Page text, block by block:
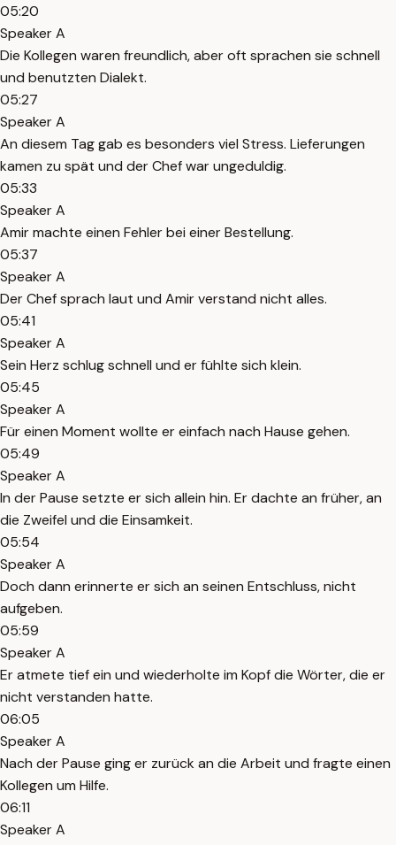
05:20
Speaker A
Die Kollegen waren freundlich, aber oft sprachen sie schnell
und benutzten Dialekt.
05:27
Speaker A
An diesem Tag gab es besonders viel Stress. Lieferungen
kamen zu spät und der Chef war ungeduldig.
05:33
Speaker A
Amir machte einen Fehler bei einer Bestellung.
05:37
Speaker A
Der Chef sprach laut und Amir verstand nicht alles.
05:41
Speaker A
Sein Herz schlug schnell und er fühlte sich klein.
05:45
Speaker A
Für einen Moment wollte er einfach nach Hause gehen.
05:49
Speaker A
In der Pause setzte er sich allein hin. Er dachte an früher, an
die Zweifel und die Einsamkeit.
05:54
Speaker A
Doch dann erinnerte er sich an seinen Entschluss, nicht
aufgeben.
05:59
Speaker A
Er atmete tief ein und wiederholte im Kopf die Wörter, die er
nicht verstanden hatte.
06:05
Speaker A
Nach der Pause ging er zurück an die Arbeit und fragte einen
Kollegen um Hilfe.
06:11
Speaker A